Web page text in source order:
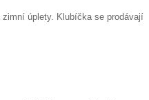
úplety. Klubíčka se prodávají